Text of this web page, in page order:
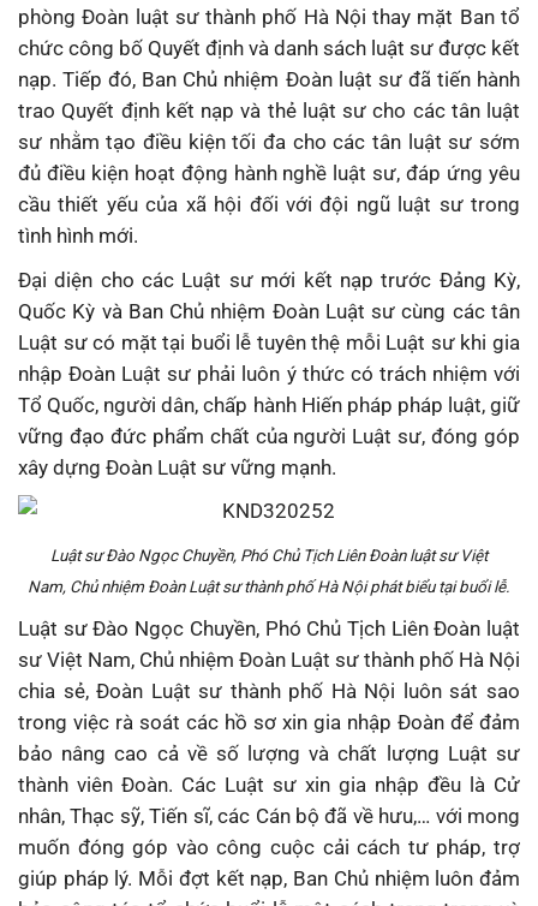
phòng Đoàn luật sư thành phố Hà Nội thay mặt Ban tổ
chức công bố Quyết định và danh sách luật sư được kết
nạp. Tiếp đó, Ban Chủ nhiệm Đoàn luật sư đã tiến hành
trao Quyết định kết nạp và thẻ luật sư cho các tân luật
sư nhằm tạo điều kiện tối đa cho các tân luật sư sớm
đủ điều kiện hoạt động hành nghề luật sư, đáp ứng yêu
cầu thiết yếu của xã hội đối với đội ngũ luật sư trong
tình hình mới.
Đại diện cho các Luật sư mới kết nạp trước Đảng Kỳ,
Quốc Kỳ và Ban Chủ nhiệm Đoàn Luật sư cùng các tân
Luật sư có mặt tại buổi lễ tuyên thệ mỗi Luật sư khi gia
nhập Đoàn Luật sư phải luôn ý thức có trách nhiệm với
Tổ Quốc, người dân, chấp hành Hiến pháp pháp luật, giữ
vững đạo đức phẩm chất của người Luật sư, đóng góp
xây dựng Đoàn Luật sư vững mạnh.
Luật sư Đào Ngọc Chuyền, Phó Chủ Tịch Liên Đoàn luật sư Việt
Nam, Chủ nhiệm Đoàn Luật sư thành phố Hà Nội phát biểu tại buổi lễ.
Luật sư Đào Ngọc Chuyền, Phó Chủ Tịch Liên Đoàn luật
sư Việt Nam, Chủ nhiệm Đoàn Luật sư thành phố Hà Nội
chia sẻ, Đoàn Luật sư thành phố Hà Nội luôn sát sao
trong việc rà soát các hồ sơ xin gia nhập Đoàn để đảm
bảo nâng cao cả về số lượng và chất lượng Luật sư
thành viên Đoàn. Các Luật sư xin gia nhập đều là Cử
nhân, Thạc sỹ, Tiến sĩ, các Cán bộ đã về hưu,… với mong
muốn đóng góp vào công cuộc cải cách tư pháp, trợ
giúp pháp lý. Mỗi đợt kết nạp, Ban Chủ nhiệm luôn đảm